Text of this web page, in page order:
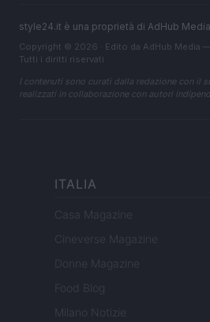
style24.it è una proprietà di AdHub
Copyright © 2026 · Edito da AdHub Media
Tutti i diritti riservati
I contenuti sono curati dalla redazione con il
realizzati in collaborazione con autori
ITALIA
Casa Magazine
Cineverse Magazine
Donne Magazine
Food Blog
Milano Notizie